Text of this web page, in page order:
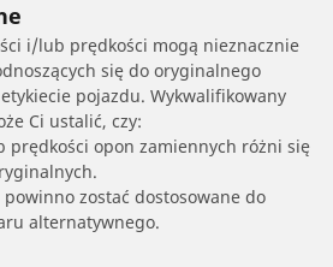
i/lub prędkości mogą nieznacznie
się do oryginalnego
pojazdu. Wykwalifikowany
Ci ustalić, czy:
prędkości opon zamiennych różni się
zostać dostosowane do
alternatywnego.